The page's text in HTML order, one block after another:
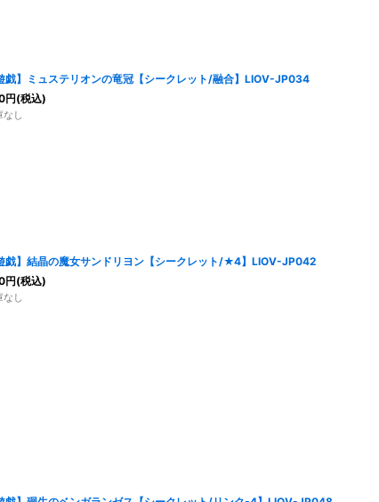
戯】ミュステリオンの竜冠【シークレット/融合】LIOV-JP034
円(税込)
なし
戯】結晶の魔女サンドリヨン【シークレット/★4】LIOV-JP042
円(税込)
なし